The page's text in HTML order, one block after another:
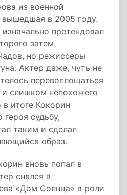
из военной
вышедшая в 2005 году.
претендовал
затем
но режиссеры
Актер даже, чуть не
перевоплощаться
и слишком непохожего
в итоге Кокорин
героя судьбу,
таким и сделал
образ.
вновь попал в
снялся в
«Дом Солнца» в роли